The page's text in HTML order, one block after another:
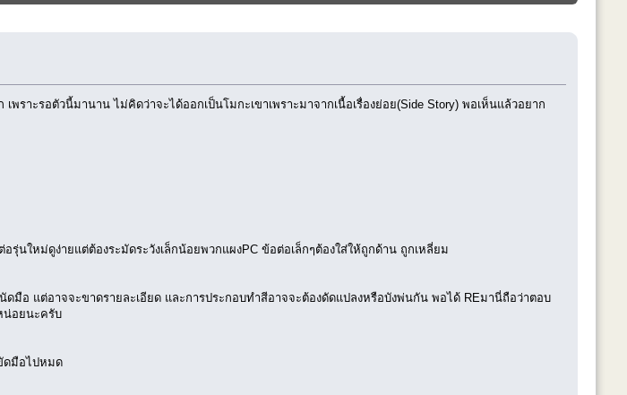
พราะรอตัวนี้มานาน ไม่คิดว่าจะได้ออกเป็นโมกะเขาเพราะมาจากเนื้อเรื่องย่อย(Side Story) พอเห็นแล้วอยาก
รุ่นใหม่ดูง่ายแต่ต้องระมัดระวังเล็กน้อยพวกแผงPC ข้อต่อเล็กๆต้องใส่ให้ถูกด้าน ถูกเหลี่ยม
มือ แต่อาจจะขาดรายละเอียด และการประกอบทำสีอาจจะต้องดัดแปลงหรือบังพ่นกัน พอได้ REมานี่ถือว่าตอบ
น่อยนะครับ
ดมือไปหมด